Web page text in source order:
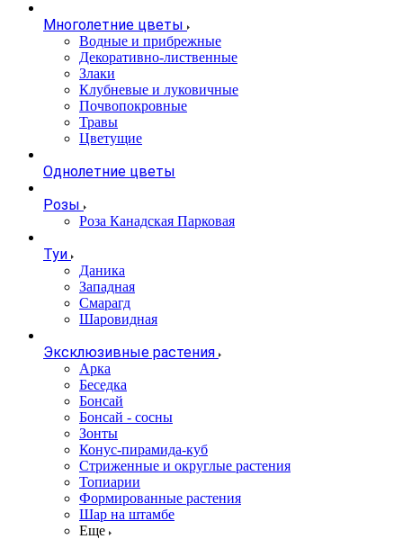
Многолетние цветы
Водные и прибрежные
Декоративно-лиственные
Злаки
Клубневые и луковичные
Почвопокровные
Травы
Цветущие
Однолетние цветы
Розы
Роза Канадская Парковая
Туи
Даника
Западная
Смарагд
Шаровидная
Эксклюзивные растения
Арка
Беседка
Бонсай
Бонсай - сосны
Зонты
Конус-пирамида-куб
Стриженные и округлые растения
Топиарии
Формированные растения
Шар на штамбе
Еще